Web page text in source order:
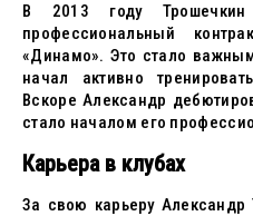
В 2013 году
профессиональный
«Динамо». Это стало
начал активно
Вскоре Александр
стало началом его
Карьера в клубах
За свою карьеру Александр